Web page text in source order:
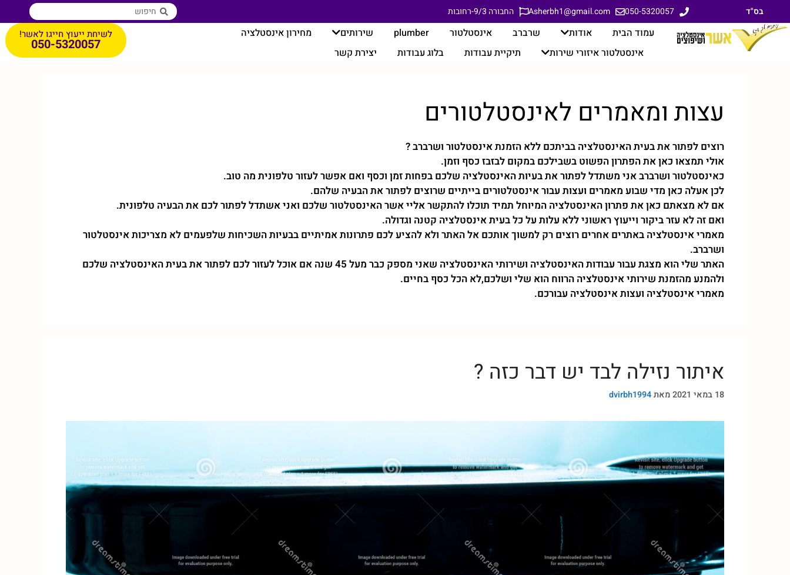
בס"ד 050-5320057
Asherbh1@gmail.com החבורה 9/3-רחובות
עמוד הבית אודות שרברב אינסטלטור plumber שירותים
מחירון אינסטלציה
אינסטלטור איזורי שירות
תיקיית עבודות בלוג עבודות יצירת קשר
לשיחת ייעוץ חייגו לאשר!
050-5320057
עצות ומאמרים לאינסטלטורים
רוצים לפתור את בעית האינסטלציה בביתכם ללא הזמנת אינסטלטור ושרברב ?
אולי תמצאו כאן את הפתרון הפשוט בשבילכם במקום לבזבז כסף וזמן.
כאינסטלטור ושרברב אני משתדל לפתור את בעיות האינסטלציה שלכם בפחות זמן וכסף ואם אפשר לעזור טלפונית מה טוב.
לכן אעלה כאן מדי שבוע מאמרים ועצות עבור אינסטלטורים בייתיים שרוצים לפתור את הבעיה שלהם.
אם לא מצאתם כאן את פתרון האינסטלציה המיוחל תמיד תוכלו להתקשר אליי אשר האינסטלטור שלכם ואני אשתדל לפתור לכם את הבעיה טלפונית.
ואם זה לא עזר ביקור וייעוץ ראשוני ללא עלות על כל בעית אינסטלציה קטנה וגדולה.
מאמרי אינסטלציה באתרים אחרים רוצים רק למשוך אותכם אל האתר ולא להציע לכם פתרונות אמיתיים בבעיות השכיחות שלפעמים לא מצריכות אינסטלטור
ושרברב.
האתר שלי הוא מצגת עבור עבודות האינסטלציה ושירותי האינסטלציה שאני מספק כבר מעל 45 שנה אם אוכל לעזור לכם לפתור את בעית האינסטלציה שלכם
ולהמנע מהזמנת שירותי אינסטלציה הרווח הוא שלי ושלכם,לא הכל כסף בחיים.
מאמרי אינסטלציה ועצות אינסטלציה עבורכם.
איתור נזילה לבד יש דבר כזה ?
18 במאי 2021 מאתdvirbh1994